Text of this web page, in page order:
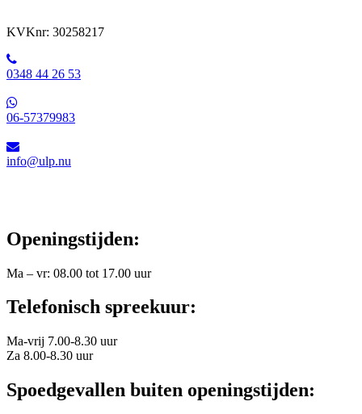
KVKnr: 30258217
0348 44 26 53
06-57379983
info@ulp.nu
Openingstijden:
Ma – vr: 08.00 tot 17.00 uur
Telefonisch spreekuur:
Ma-vrij 7.00-8.30 uur
Za 8.00-8.30 uur
Spoedgevallen buiten openingstijden: